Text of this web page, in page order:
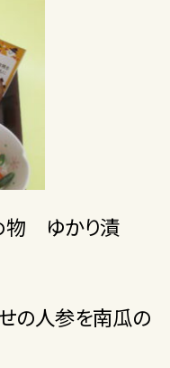
ゆかり漬
の人参を南瓜の